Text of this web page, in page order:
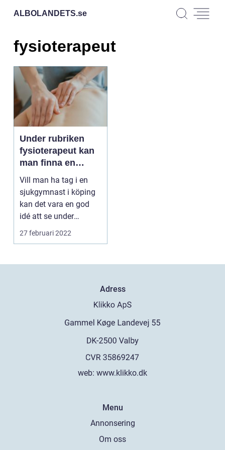
ALBOLANDETS.se
fysioterapeut
Under rubriken
fysioterapeut kan
man finna en
sjukgymnast i
Köping
Vill man ha tag i en
sjukgymnast i köping
kan det vara en god
idé att se under
rubriken ...
27 februari 2022
Adress
web: www.klikko.dk
Menu
Annonsering
Om oss